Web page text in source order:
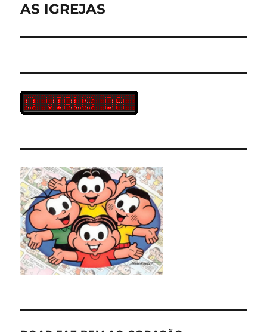
post:
AS IGREJAS